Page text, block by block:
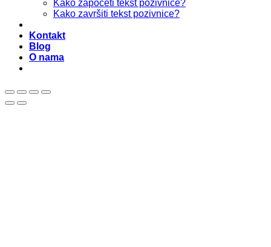
Kako započeti tekst pozivnice?
Kako završiti tekst pozivnice?
Kontakt
Blog
O nama